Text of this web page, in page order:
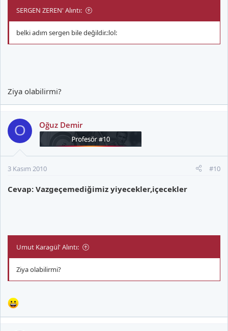
SERGEN ZEREN' Alıntı:
belki adım sergen bile değildir.:lol:
Ziya olabilirmi?
O Oğuz Demir
3 Kasım 2010 #10
Cevap: Vazgeçemediğimiz yiyecekler,içecekler
Umut Karagül' Alıntı:
Ziya olabilirmi?